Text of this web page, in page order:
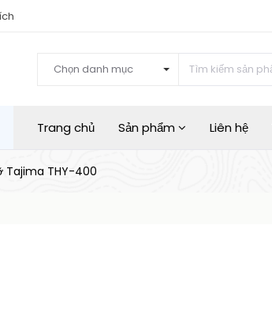
Chọn danh mục
Trang chủ Sản phẩm Liên hệ
Tajima THY-400